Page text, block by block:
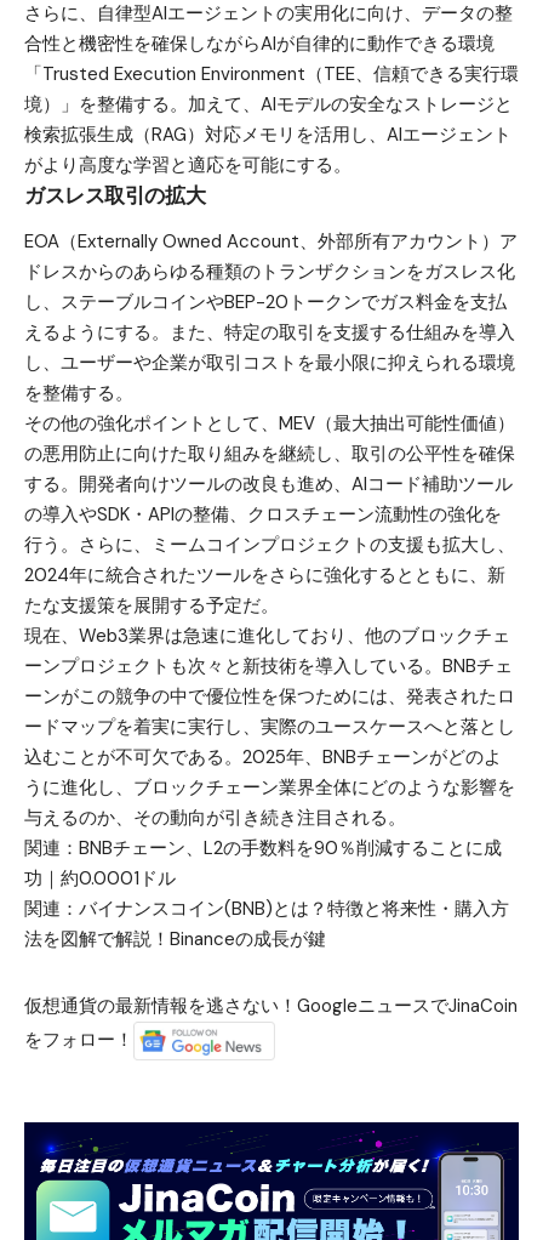
さらに、自律型AIエージェントの実用化に向け、データの整
合性と機密性を確保しながらAIが自律的に動作できる環境
「Trusted Execution Environment（TEE、信頼できる実行環
境）」を整備する。加えて、AIモデルの安全なストレージと
検索拡張生成（RAG）対応メモリを活用し、AIエージェント
がより高度な学習と適応を可能にする。
ガスレス取引の拡大
EOA（Externally Owned Account、外部所有アカウント）ア
ドレスからのあらゆる種類のトランザクションをガスレス化
し、ステーブルコインやBEP-20トークンでガス料金を支払
えるようにする。また、特定の取引を支援する仕組みを導入
し、ユーザーや企業が取引コストを最小限に抑えられる環境
を整備する。
その他の強化ポイントとして、MEV（最大抽出可能性価値）
の悪用防止に向けた取り組みを継続し、取引の公平性を確保
する。開発者向けツールの改良も進め、AIコード補助ツール
の導入やSDK・APIの整備、クロスチェーン流動性の強化を
行う。さらに、ミームコインプロジェクトの支援も拡大し、
2024年に統合されたツールをさらに強化するとともに、新
たな支援策を展開する予定だ。
現在、Web3業界は急速に進化しており、他のブロックチェ
ーンプロジェクトも次々と新技術を導入している。BNBチェ
ーンがこの競争の中で優位性を保つためには、発表されたロ
ードマップを着実に実行し、実際のユースケースへと落とし
込むことが不可欠である。2025年、BNBチェーンがどのよ
うに進化し、ブロックチェーン業界全体にどのような影響を
与えるのか、その動向が引き続き注目される。
関連： BNBチェーン、L2の手数料を90％削減することに成
功｜約0.0001ドル
関連： バイナンスコイン(BNB)とは？特徴と将来性・購入方
法を図解で解説！Binanceの成長が鍵
仮想通貨の最新情報を逃さない！GoogleニュースでJinaCoin
をフォロー！